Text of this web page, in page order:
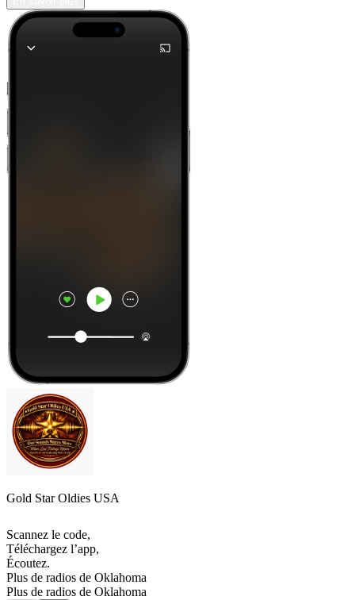
Gold Star Oldies USA
Scannez le code,
Téléchargez l’app,
Écoutez.
Plus de radios de Oklahoma
Plus de radios de Oklahoma